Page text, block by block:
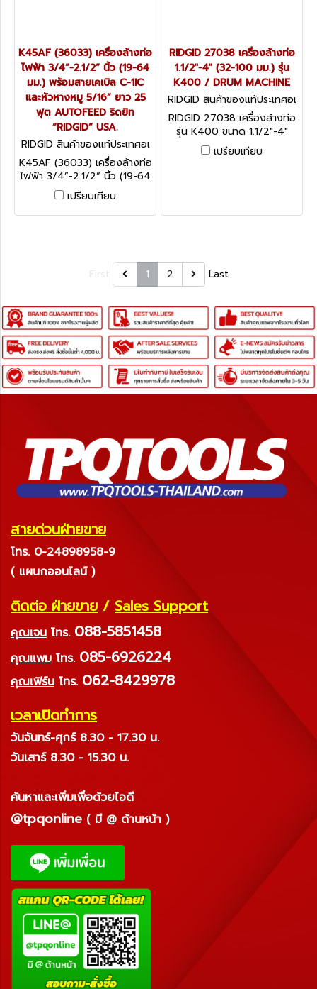
K45AF (36033) เครื่องล้างท่อ
ไฟฟ้า 3/4”-2.1/2” นิ้ว (19-64
มม.) พร้อมสายเคเบิล C-1IC
และหัวหางหมู 5/16” ยาว 25
ฟุต AUTOFEED ริดยิท
“RIDGID” USA.
RIDGID สินค้าของแท้ประเทศอเ
มริกา K45AF (36033)
K45AF (36033) เครื่องล้างท่อ
ไฟฟ้า 3/4”-2.1/2” นิ้ว (19-64
มม.) พร้อมสายเคเบิล C-1IC
และหัวหางหมู 5/16” ยาว 25
ฟุต AUTOFEED ริดยิท
เปรียบเทียบ
RIDGID 27038 เครื่องล้างท่อ
1.1/2"-4" (32-100 มม.) รุ่น
K400 / DRUM MACHINE
RIDGID สินค้าของแท้ประเทศอเ
มริกา 27038
RIDGID 27038 เครื่องล้างท่อ
รุ่น K400 ขนาด 1.1/2"-4"
(32-100 มม.)
เปรียบเทียบ
1 2 Last
สายด่วนฝ่ายขาย
โทร. 0-24898958-9
( แผนกออนไลน์ )
ติดต่อ ฝ่ายขาย / Sales Support
คุณเจน โทร. 088-5851458
คุณแพม โทร. 085-6926224
คุณเฟิร์น โทร. 062-8429978
เวลาเปิดทำการ
วันจันทร์-ศุกร์ 8.30 - 17.30 น.
วันเสาร์ 8.30 - 15.30 น.
ค้นหาและเพิ่มเพื่อด้วยไอดี
@tpqonline ( มี @ ด้านหน้า )